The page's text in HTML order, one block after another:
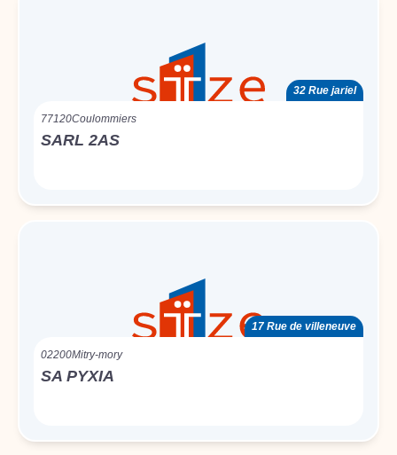
32 Rue jariel
77120Coulommiers
SARL 2AS
17 Rue de villeneuve
02200Mitry-mory
SA PYXIA